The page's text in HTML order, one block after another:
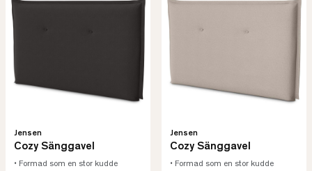
Jensen
Cozy Sänggavel
• Formad som en stor kudde
Jensen
Cozy Sänggavel
• Formad som en stor kudde